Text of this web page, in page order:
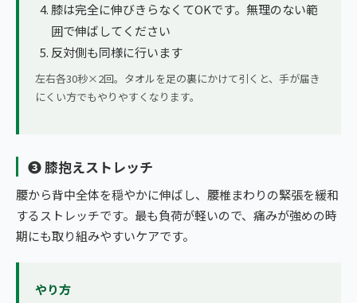
膝は完全に伸びきらなくてOKです。無理のない範
囲で伸ばしてください
反対側も同様に行います
左右各30秒×2回。タオルを足の裏にかけて引くと、手が届き
にくい方でもやりやすくなります。
❸ 膝抱えストレッチ
腰から背中全体を穏やかに伸ばし、腰椎まわりの緊張を緩和
するストレッチです。最も負荷が軽いので、痛みが強めの時
期にも取り組みやすいケアです。
やり方